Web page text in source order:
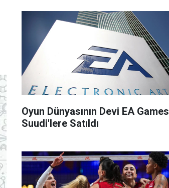
Oyun Dünyasının Devi EA Games
Suudi'lere Satıldı